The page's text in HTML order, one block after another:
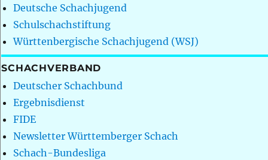
Deutsche Schachjugend
Schulschachstiftung
Württenbergische Schachjugend (WSJ)
SCHACHVERBAND
Deutscher Schachbund
Ergebnisdienst
FIDE
Newsletter Württemberger Schach
Schach-Bundesliga